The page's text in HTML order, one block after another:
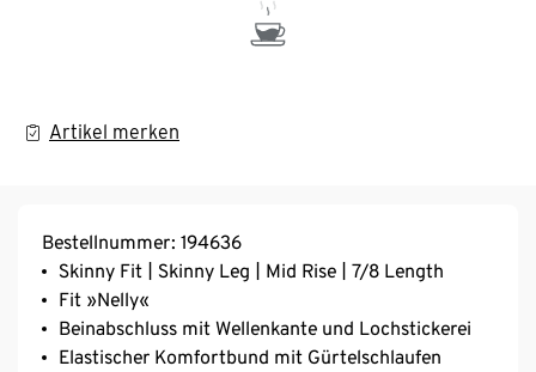
Artikel merken
Bestellnummer: 194636
Skinny Fit | Skinny Leg | Mid Rise | 7/8 Length
Fit »Nelly«
Beinabschluss mit Wellenkante und Lochstickerei
Elastischer Komfortbund mit Gürtelschlaufen